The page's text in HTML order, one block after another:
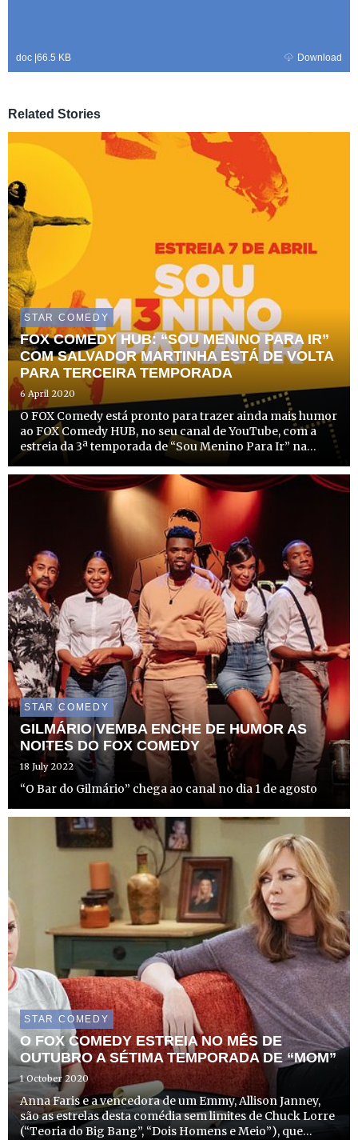
doc |66.5 KB Download
Related Stories
STAR COMEDY
FOX COMEDY HUB: “SOU MENINO PARA IR”
COM SALVADOR MARTINHA ESTÁ DE VOLTA
PARA TERCEIRA TEMPORADA
6 April 2020
O FOX Comedy está pronto para trazer ainda mais humor
ao FOX Comedy HUB, no seu canal de YouTube, com a
estreia da 3ª temporada de “Sou Menino Para Ir” na
atividade e com mais de 15.000 subscritores, o canal vai
STAR COMEDY
GILMÁRIO VEMBA ENCHE DE HUMOR AS
NOITES DO FOX COMEDY
18 July 2022
“O Bar do Gilmário” chega ao canal no dia 1 de agosto
STAR COMEDY
O FOX COMEDY ESTREIA NO MÊS DE
OUTUBRO A SÉTIMA TEMPORADA DE “MOM”
1 October 2020
Anna Faris e a vencedora de um Emmy, Allison Janney,
são as estrelas desta comédia sem limites de Chuck Lorre
(“Teoria do Big Bang”, “Dois Homens e Meio”), que